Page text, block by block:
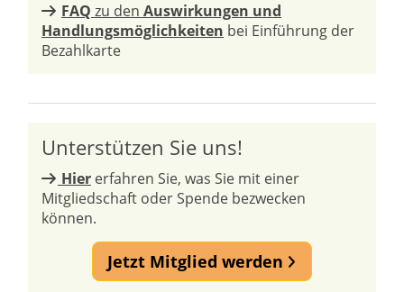
FAQ zu den Auswirkungen und
Handlungsmöglichkeiten bei Einführung der
Bezahlkarte
Unterstützen Sie uns!
Hier erfahren Sie, was Sie mit einer
Mitgliedschaft oder Spende bezwecken
können.
Jetzt Mitglied werden